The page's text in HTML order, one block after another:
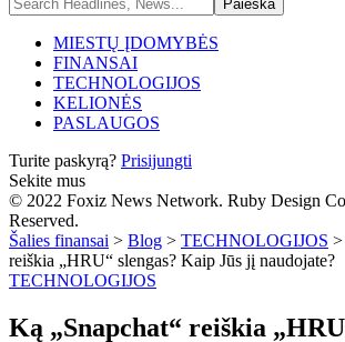
MIESTŲ ĮDOMYBĖS
FINANSAI
TECHNOLOGIJOS
KELIONĖS
PASLAUGOS
Turite paskyrą? Prisijungti
Sekite mus
© 2022 Foxiz News Network. Ruby Design
Reserved.
Šalies finansai > Blog > TECHNOLOGIJOS >
reiškia „HRU“ slengas? Kaip Jūs jį naudojate?
TECHNOLOGIJOS
Ką „Snapchat“ reiškia